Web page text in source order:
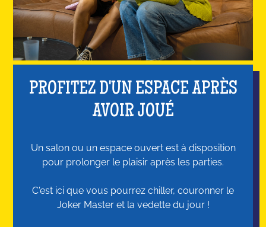
PROFITEZ D'UN ESPACE APRÈS
AVOIR JOUÉ
Un salon ou un espace ouvert est à disposition
pour prolonger le plaisir après les parties.
C'est ici que vous pourrez chiller, couronner le
Joker Master et la vedette du jour !